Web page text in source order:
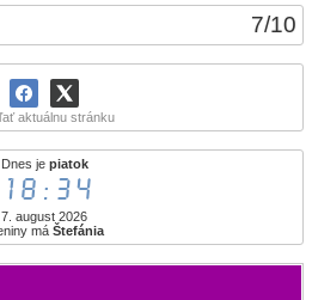
7/10
aktuálnu stránku
Dnes je piatok
18:34
7. august 2026
má Štefánia